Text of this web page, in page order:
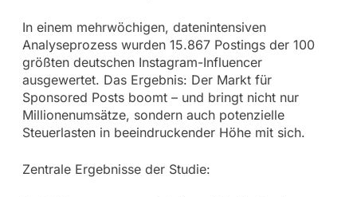
In einem mehrwöchigen, datenintensiven
Analyseprozess wurden 15.867 Postings der 100
größten deutschen Instagram-Influencer
ausgewertet. Das Ergebnis: Der Markt für
Sponsored Posts boomt – und bringt nicht nur
Millionenumsätze, sondern auch potenzielle
Steuerlasten in beeindruckender Höhe mit sich.
Zentrale Ergebnisse der Studie: